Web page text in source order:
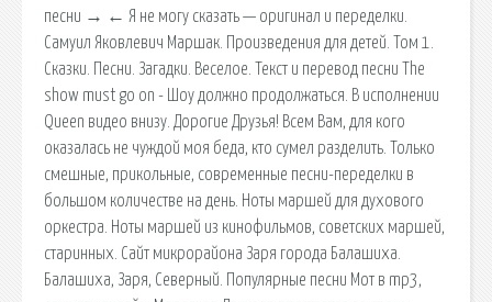
песни → ← Я не могу сказать — оригинал и переделки.
Самуил Яковлевич Маршак. Произведения для детей. Том 1.
Сказки. Песни. Загадки. Веселое. Текст и перевод песни The
show must go on - Шоу должно продолжаться. В исполнении
Queen видео внизу. Дорогие Друзья! Всем Вам, для кого
оказалась не чуждой моя беда, кто сумел разделить. Только
смешные, прикольные, современные песни-переделки в
большом количестве на день. Ноты маршей для духового
оркестра. Ноты маршей из кинофильмов, советских маршей,
старинных. Сайт микрорайона Заря города Балашиха.
Балашиха, Заря, Северный. Популярные песни Мот в mp3,